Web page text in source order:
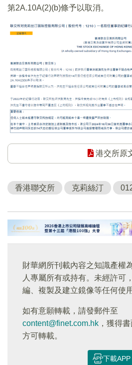
第2A.10A(2)(b)條予以取消。
港交所原
香港聯交所 克莉絲汀
財華網所刊載內容之知識產權
人專屬所有或持有。未經許可
編、複製及建立鏡像等任何使用
如有意願轉載，請發郵件至
content@finet.com.hk ，獲得
方可轉載。
下載APP